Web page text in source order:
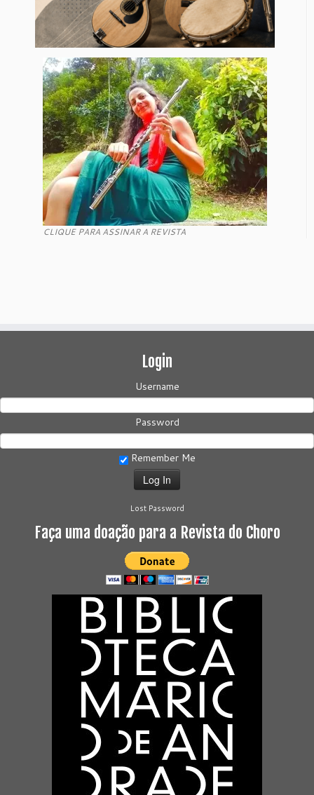
CLIQUE PARA ASSINAR A REVISTA
Login
Username
Password
Remember Me
Lost Password
Faça uma doação para a Revista do Choro